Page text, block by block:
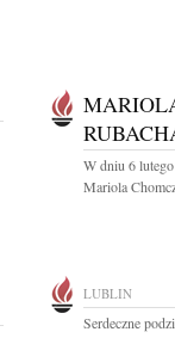
W dniu 6
Mariola
LUBLIN
Serdeczne